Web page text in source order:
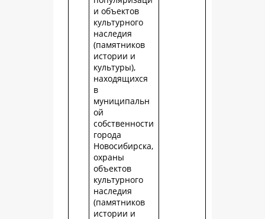
и объектов
культурного
наследия
(памятников
истории и
культуры),
находящихся
в
муниципальн
ой
собственности
города
Новосибирска,
охраны
объектов
культурного
наследия
(памятников
истории и